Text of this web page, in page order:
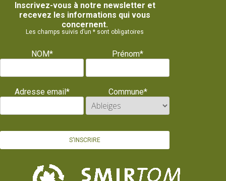
Inscrivez-vous à notre newsletter et
recevez les informations qui vous
concernent.
Les champs suivis d’un * sont obligatoires
NOM* Prénom*
Adresse email* Commune*